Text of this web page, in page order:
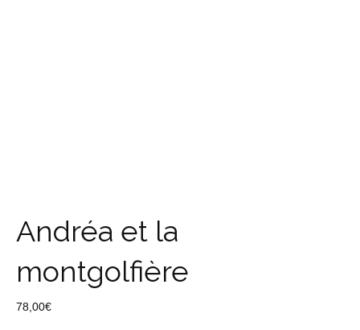
Andréa et la
montgolfière
78,00€